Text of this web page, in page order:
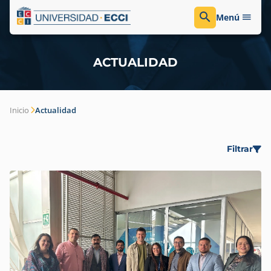
Menú
ACTUALIDAD
Inicio Actualidad
Filtrar